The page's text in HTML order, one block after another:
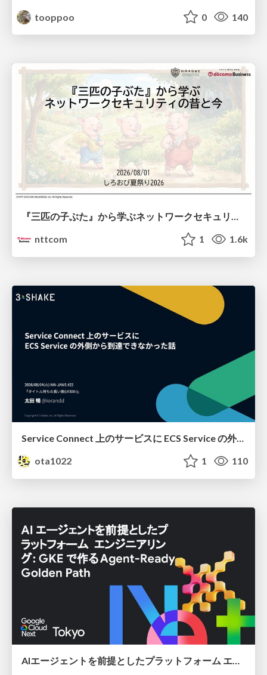
tooppoo
0 140
『三匹の子ぶた』から学ぶネットワークセキュリティの昔と今 / Network Security: Then and Now Through the Lens of The Three Little Pigs
nttcom
1 1.6k
Service Connect 上のサービスに ECS Service の外側から到達できなかった話
ota1022
1 110